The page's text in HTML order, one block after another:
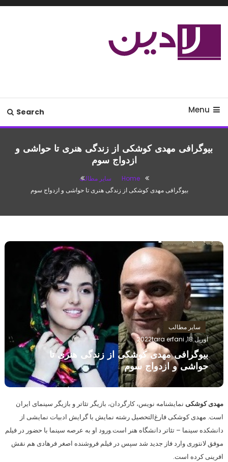
Skip
Menu
Search
بیوگرافی مهدی کوشکی از زندگی هنری تا حواشی و
ازدواج سوم
Home
سایر مطالب
بیوگرافی مهدی کوشکی از زندگی هنری تا حواشی و ازدواج سوم
سایر مطالب
آوریل 18, 2022
tara erfani
بیوگرافی مهدی کوشکی از زندگی هنری تا
حواشی و ازدواج سوم
مهدی کوشکی نمایشنامه نویس، کارگردان، بازیگر تئاتر و بازیگر سینمای ایران
است. مهدی کوشکی فارغ‌التحصیل رشته نمایش با گرایش ادبیات نمایشی از
دانشکده سینما – تئاتر دانشگاه هنر است.ورود او به عرصه سینما با حضور در فیلم
موفق لانتوری وارد فاز جدید شد سپس در فیلم فروشنده اصغر فرهادی هم نقش
افرینی کرده است.